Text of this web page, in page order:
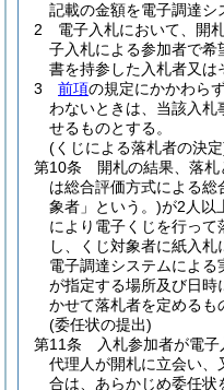
記載の金額を電子調達シ
2
電子入札において、開
子入札による参加者で
書を持参した入札者又は
3
前項の規定にかかわら
わないときは、当該入
せるものとする。
(くじによる落札者の決
第10条
開札の結果、落
は総合評価方式による総
象者」という。)が2人以
により電子くじを行って
し、くじ対象者に紙入札
電子調達システムによ
が指定する場所及び日時
かせて落札者を定めるも
(委任状の提出)
第11条
入札参加者が電
代理人が開札に立会い、
合は、あらかじめ委任状